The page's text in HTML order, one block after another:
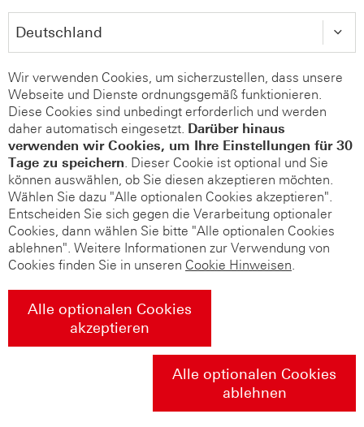
Wir verwenden Cookies, um sicherzustellen, dass unsere
Webseite und Dienste ordnungsgemäß funktionieren.
Diese Cookies sind unbedingt erforderlich und werden
daher automatisch eingesetzt. Darüber hinaus
verwenden wir Cookies, um Ihre Einstellungen für 30
Tage zu speichern. Dieser Cookie ist optional und Sie
können auswählen, ob Sie diesen akzeptieren möchten.
Wählen Sie dazu "Alle optionalen Cookies akzeptieren".
Entscheiden Sie sich gegen die Verarbeitung optionaler
Cookies, dann wählen Sie bitte "Alle optionalen Cookies
ablehnen". Weitere Informationen zur Verwendung von
Cookies finden Sie in unseren Cookie Hinweisen.
Alle optionalen Cookies
akzeptieren
Alle optionalen Cookies
ablehnen